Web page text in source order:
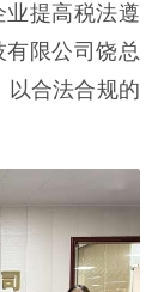
提高税法遵
限公司饶总
以合法合规的